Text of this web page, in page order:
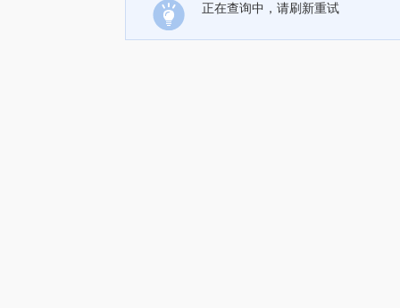
正在查询中，请刷新重试